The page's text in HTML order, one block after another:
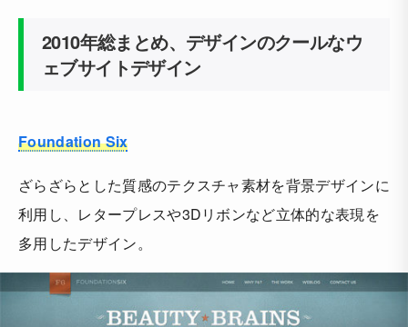
2010年総まとめ、デザインのクールなウ
ェブサイトデザイン
Foundation Six
ざらざらとした質感のテクスチャ素材を背景デザインに
利用し、レタープレスや3Dリボンなど立体的な表現を
多用したデザイン。